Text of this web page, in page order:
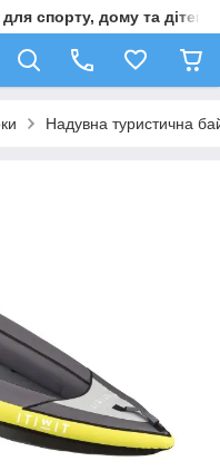
спорту, дому та дітей
Надувна туристична